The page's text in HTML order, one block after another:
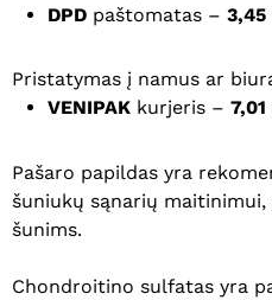
DPD paštomatas – 3,45
Pristatymas į namus ar
VENIPAK kurjeris –
Pašaro papildas yra
šuniukų sąnarių
šunims.
Chondroitino sulfatas yra